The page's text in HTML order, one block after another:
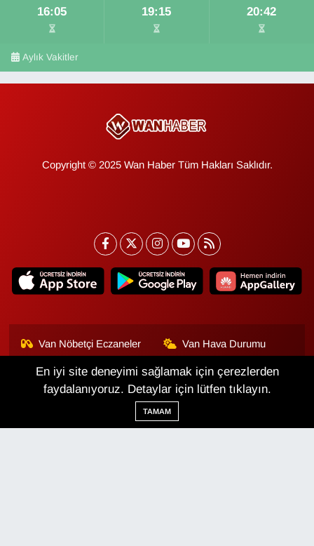
16:05 19:15 20:42
Aylık Vakitler
Copyright © 2025 Wan Haber Tüm Hakları Saklıdır.
Van Nöbetçi Eczaneler Van Hava Durumu
Van Namaz Vakitleri
Van Trafik Yoğunluk
Haritası
Puan Durumu ve Fikstür
En iyi site deneyimi sağlamak için çerezlerden
faydalanıyoruz. Detaylar için lütfen tıklayın.
TAMAM